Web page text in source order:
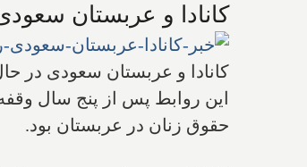
کانادا و عربستان
کانادا و عربستان سعودی در
این روابط پس از پنج سال
حقوق زنان در عربستان بود.